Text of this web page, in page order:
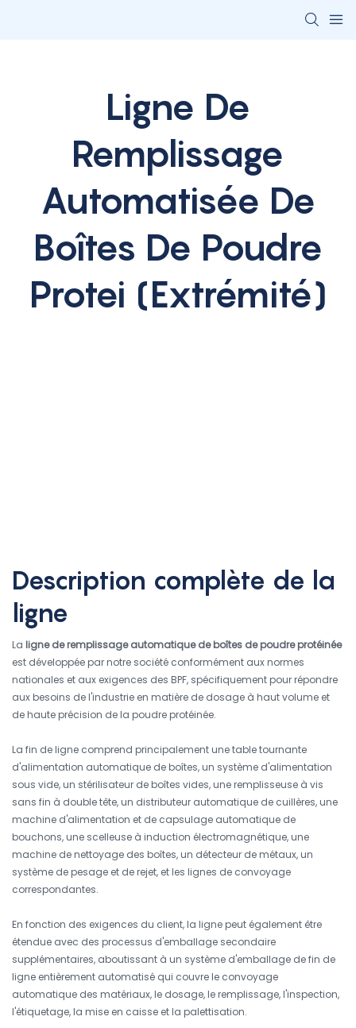
Ligne De
Remplissage
Automatisée De
Boîtes De Poudre
Protei (extrémité)
Description complète de la
ligne
La ligne de remplissage automatique de boîtes de poudre protéinée
est développée par notre société conformément aux normes
nationales et aux exigences des BPF, spécifiquement pour répondre
aux besoins de l'industrie en matière de dosage à haut volume et
de haute précision de la poudre protéinée.
La fin de ligne comprend principalement une table tournante
d'alimentation automatique de boîtes, un système d'alimentation
sous vide, un stérilisateur de boîtes vides, une remplisseuse à vis
sans fin à double tête, un distributeur automatique de cuillères, une
machine d'alimentation et de capsulage automatique de
bouchons, une scelleuse à induction électromagnétique, une
machine de nettoyage des boîtes, un détecteur de métaux, un
système de pesage et de rejet, et les lignes de convoyage
correspondantes.
En fonction des exigences du client, la ligne peut également être
étendue avec des processus d'emballage secondaire
supplémentaires, aboutissant à un système d'emballage de fin de
ligne entièrement automatisé qui couvre le convoyage
automatique des matériaux, le dosage, le remplissage, l'inspection,
l'étiquetage, la mise en caisse et la palettisation.